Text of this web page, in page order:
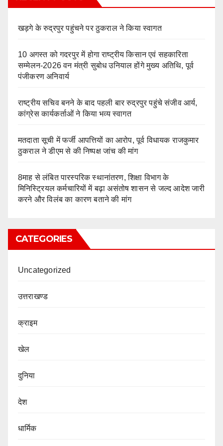
खड़गे के रुद्रपुर पहुंचने पर ठुकराल ने किया स्वागत
10 अगस्त को गदरपुर में होगा राष्ट्रीय किसान एवं सहकारिता
सम्मेलन-2026 वन मंत्री सुबोध उनियाल होंगे मुख्य अतिथि, पूर्व
पंजीकरण अनिवार्य
राष्ट्रीय सचिव बनने के बाद पहली बार रुद्रपुर पहुंचे संजीव आर्य,
कांग्रेस कार्यकर्ताओं ने किया भव्य स्वागत
मतदाता सूची में फर्जी आपत्तियों का आरोप, पूर्व विधायक राजकुमार
ठुकराल ने डीएम से की निष्पक्ष जांच की मांग
8माह से लंबित पारस्परिक स्थानांतरण, शिक्षा विभाग के
मिनिस्ट्रियल कर्मचारियों में बढ़ा असंतोष शासन से जल्द आदेश जारी
करने और विलंब का कारण बताने की मांग
CATEGORIES
Uncategorized
उत्तराखण्ड
क्राइम
खेल
दुनिया
देश
धार्मिक